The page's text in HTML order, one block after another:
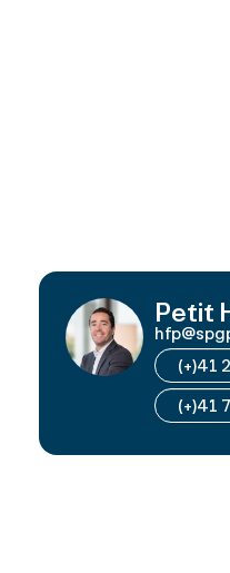
Petit
(+)41
(+)41